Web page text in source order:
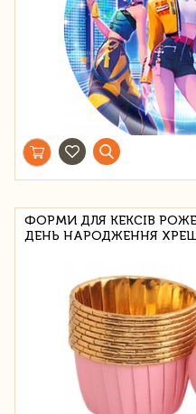
ФОРМИ ДЛЯ КЕКСІВ
ДЕНЬ НАРОДЖЕННЯ